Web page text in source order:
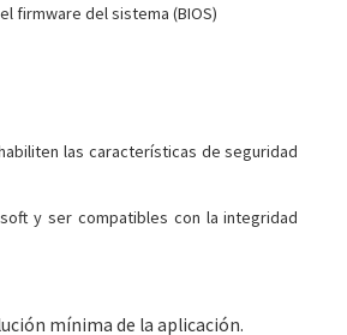
firmware del sistema (BIOS)
las características de seguridad
y ser compatibles con la integridad
mínima de la aplicación.